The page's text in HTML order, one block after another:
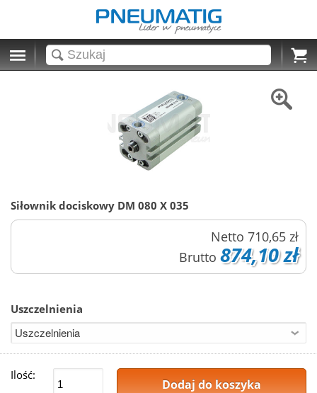
Cart
Siłownik dociskowy DM 080 X 035
Netto 710,65 zł
Brutto 874,10 zł
Uszczelnienia
Ilość:
Dodaj do koszyka